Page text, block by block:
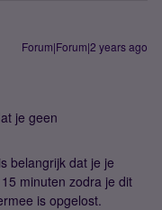
Forum|Forum|2 years ago
je geen
belangrijk dat je je
minuten zodra je dit
is opgelost.